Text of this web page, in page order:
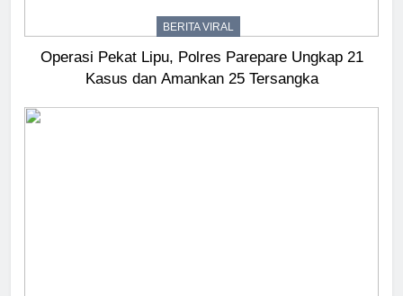
BERITA VIRAL
Operasi Pekat Lipu, Polres Parepare Ungkap 21
Kasus dan Amankan 25 Tersangka